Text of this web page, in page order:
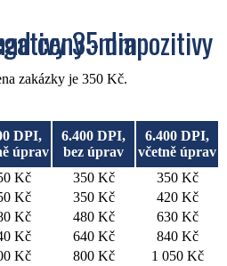
- diapozitivy 5x5 a negativy 35mm
zakázky je 350 Kč.
DPI,
úprav
6.400 DPI,
bez úprav
6.400 DPI,
včetně úprav
Kč 350 Kč
350 Kč
Kč 350 Kč
420 Kč
Kč 480 Kč
630 Kč
Kč 640 Kč
840 Kč
Kč 800 Kč
1 050 Kč